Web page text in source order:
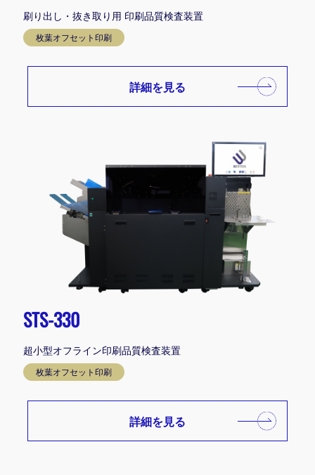
刷り出し・抜き取り用 印刷品質検査装置
枚葉オフセット印刷
詳細を見る
STS-330
超小型オフライン印刷品質検査装置
枚葉オフセット印刷
詳細を見る